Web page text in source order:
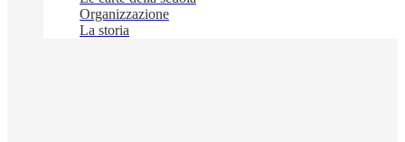
Organizzazione
La storia